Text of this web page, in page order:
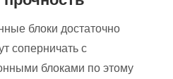
блоки достаточно
соперничать с
блоками по этому